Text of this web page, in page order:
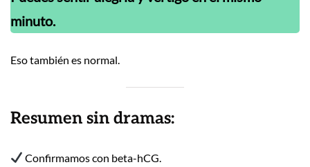
minuto.
Eso también es normal.
Resumen sin dramas:
Confirmamos con beta-hCG.